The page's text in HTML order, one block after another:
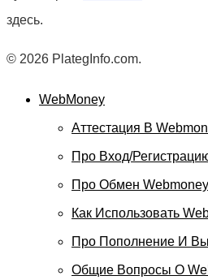
здесь.
© 2026 PlategInfo.com.
WebMoney
Аттестация В
Про Вход/
Про Обмен Webmoney
Как Использовать
Про Пополнение И
Общие Вопросы О